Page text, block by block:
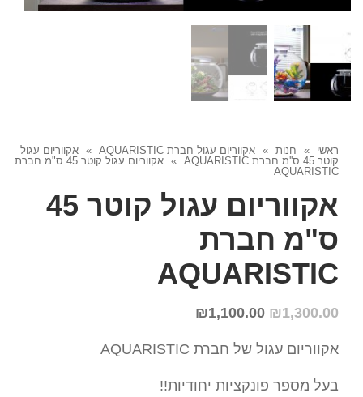
ראשי » חנות » אקווריום עגול חברת AQUARISTIC » אקווריום עגול
קוטר 45 ס''מ חברת AQUARISTIC
»
אקווריום עגול קוטר 45 ס"מ חברת
AQUARISTIC
אקווריום עגול קוטר 45
ס"מ חברת
AQUARISTIC
₪1,300.00
₪1,100.00
אקווריום עגול של חברת AQUARISTIC
בעל מספר פונקציות יחודיות!!